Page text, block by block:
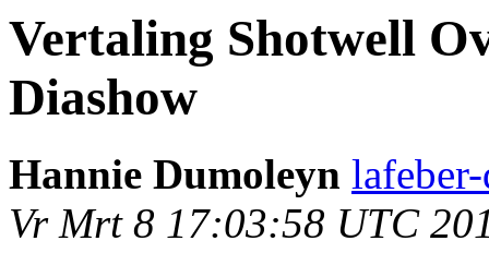
Vertaling Shotwell
Diashow
Hannie Dumoleyn
Vr Mrt 8 17:03:58 UTC